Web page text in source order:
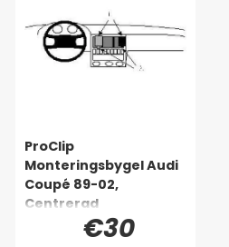
ProClip
Monteringsbygel Audi
Coupé 89-02,
Centrerad
€30